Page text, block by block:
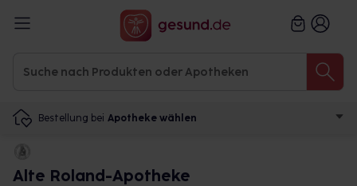
Bestellung bei Apotheke wählen
Alte Roland-Apotheke